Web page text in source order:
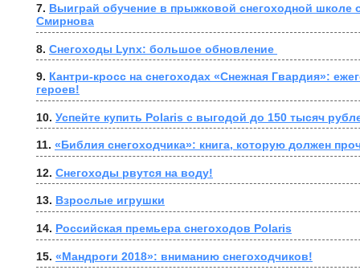
7. Выиграй обучение в прыжковой снегоходной школе
Смирнова
8. Снегоходы Lynx: большое обновление
9. Кантри-кросс на снегоходах «Снежная Гвардия»:
героев!
10. Успейте купить Polaris с выгодой до 150 тысяч
11. «Библия снегоходчика»: книга, которую должен
12. Снегоходы рвутся на воду!
13. Взрослые игрушки
14. Российская премьера снегоходов Polaris
15. «Мандроги 2018»: вниманию снегоходчиков!